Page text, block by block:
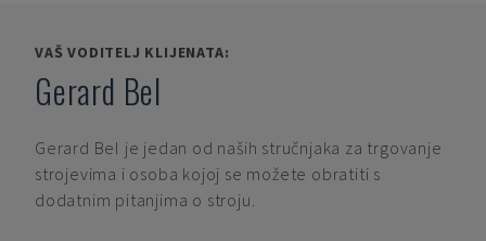
VAŠ VODITELJ KLIJENATA:
Gerard Bel
Gerard Bel je jedan od naših stručnjaka za trgovanje
strojevima i osoba kojoj se možete obratiti s
dodatnim pitanjima o stroju.